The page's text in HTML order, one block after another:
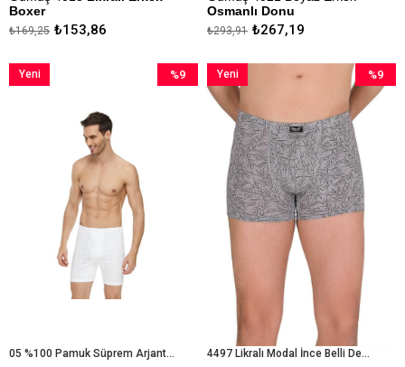
Boxer
Kapıda Ödeme Seçeneği
₺153,86
₺169,25
Osmanlı Donu
Kapıda Ödeme Seçeneği
₺267,19
₺293,91
05 %100 Pamuk Süprem Arjantin Erkek Paçalı Don
%9
Yeni
4497 Likralı Modal İnce Belli Desenli Erkek Boxer
%9
İndirim
Yeni
Ürün